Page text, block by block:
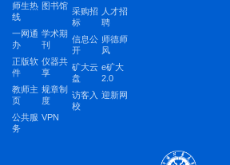
师生热
线
图书馆
一网通
办
学术期
刊
正版软
件
仪器共
享
教师主
页
规章制
度
公共服
务
VPN
采购招
标
人才招
聘
信息公
开
师德师
风
矿大云
盘
e矿大
2.0
访客入
校
迎新网